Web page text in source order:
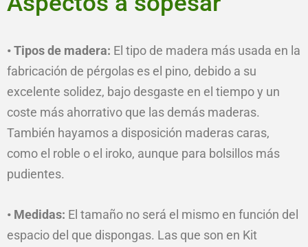
• Tipos de madera: El tipo de madera más usada en la
fabricación de pérgolas es el pino, debido a su
excelente solidez, bajo desgaste en el tiempo y un
coste más ahorrativo que las demás maderas.
También hayamos a disposición maderas caras,
como el roble o el iroko, aunque para bolsillos más
pudientes.
• Medidas: El tamaño no será el mismo en función del
espacio del que dispongas. Las que son en Kit